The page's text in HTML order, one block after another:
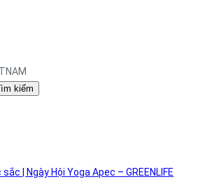
kiếm
| Ngày Hội Yoga Apec – GREENLIFE